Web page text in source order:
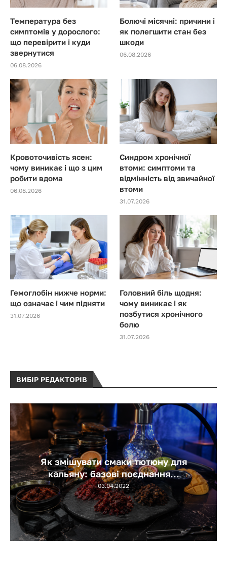
Температура без
симптомів у дорослого:
що перевірити і куди
звернутися
06.08.2026
Болючі місячні: причини і
як полегшити стан без
шкоди
06.08.2026
Кровоточивість ясен:
чому виникає і що з цим
робити вдома
06.08.2026
Синдром хронічної
втоми: симптоми та
відмінність від звичайної
втоми
31.07.2026
Гемоглобін нижче норми:
що означає і чим підняти
31.07.2026
Головний біль щодня:
чому виникає і як
позбутися хронічного
болю
31.07.2026
ВИБІР РЕДАКТОРІВ
Як змішувати смаки тютюну для
кальяну: базові поєднання...
03.04.2022